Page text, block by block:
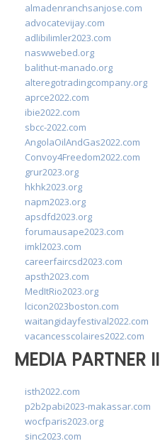
almadenranchsanjose.com
advocatevijay.com
adlibilimler2023.com
naswwebed.org
balithut-manado.org
alteregotradingcompany.org
aprce2022.com
ibie2022.com
sbcc-2022.com
AngolaOilAndGas2022.com
Convoy4Freedom2022.com
grur2023.org
hkhk2023.org
napm2023.org
apsdfd2023.org
forumausape2023.com
imkl2023.com
careerfaircsd2023.com
apsth2023.com
MedItRio2023.org
lcicon2023boston.com
waitangidayfestival2022.com
vacancesscolaires2022.com
MEDIA PARTNER II
isth2022.com
p2b2pabi2023-makassar.com
wocfparis2023.org
sinc2023.com